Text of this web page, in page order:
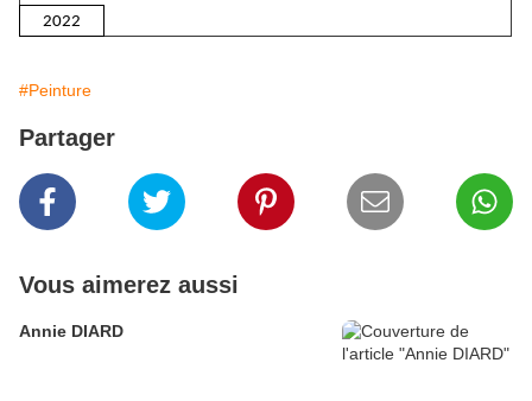
2022
#Peinture
Partager
Vous aimerez aussi
Annie DIARD